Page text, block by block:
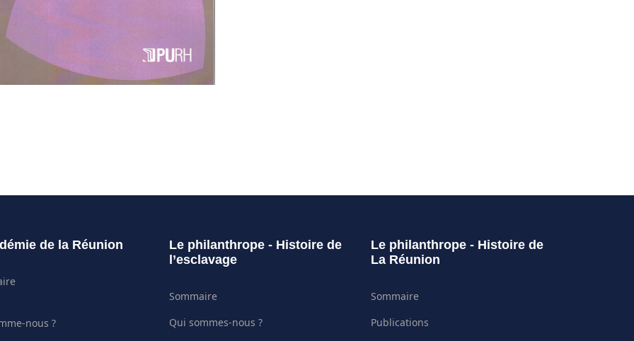
de la Réunion
nous ?
Le philanthrope - Histoire de
l’esclavage
Sommaire
Qui sommes-nous ?
Le philanthrope - Histoire de
La Réunion
Sommaire
Publications